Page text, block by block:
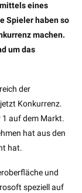
eines
Spieler haben so
machen.
um das
der
Konkurrenz.
auf dem Markt.
hat aus den
hat.
und
speziell auf